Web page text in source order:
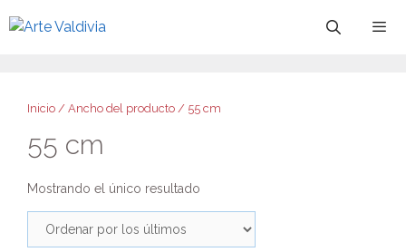
Inicio / Ancho del producto / 55 cm
55 cm
Mostrando el único resultado